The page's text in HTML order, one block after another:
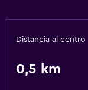
Distancia al centro
0,5 km